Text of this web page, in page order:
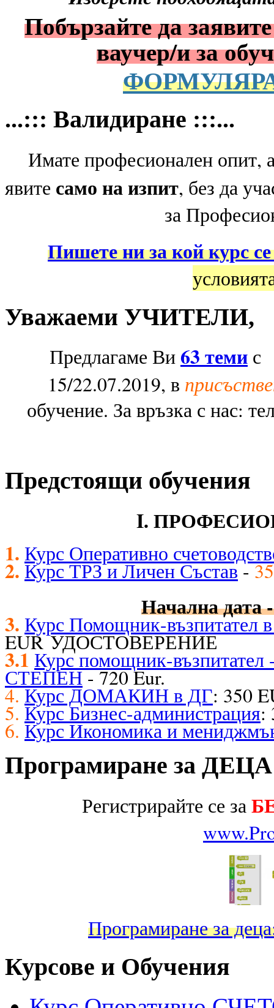
Побързайте да
ваучер/и за
...::: Валидиране :::...
Имате професионален опит,
явите само на изпит, без да
за
Пишете ни за кой курс се
Уважаеми УЧИТЕЛИ,
Предлагаме Ви63 теми с
15/22.07.2019, в
обучение. За връзка с нас:
Предстоящи обучения
I.
1. Курс Оперативно
2. Курс ТРЗ и Личен Състав -
Начална дата
3. Курс Помощник-възпитател
EUR УДОСТОВЕРЕНИЕ
3.1 Курс помощник-
СТЕПЕН- 720 Eur.
4.Курс ДОМАКИН в ДГ: 350
5. Курс Бизнес-администрация:
6. Курс Икономика и
Програмиране за ДЕЦА
Регистрирайте се за
Програмиране за
Курсове и Обучения